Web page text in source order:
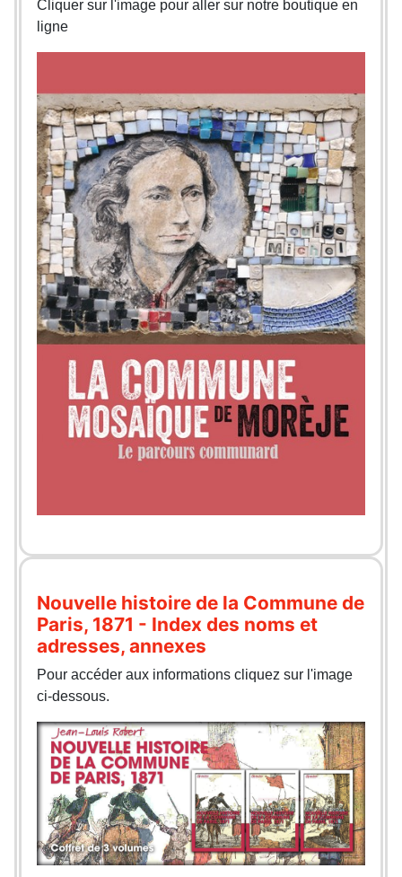
Cliquer sur l'image pour aller sur notre boutique en
ligne
Nouvelle histoire de la Commune de
Paris, 1871 - Index des noms et
adresses, annexes
Pour accéder aux informations cliquez sur l'image
ci-dessous.